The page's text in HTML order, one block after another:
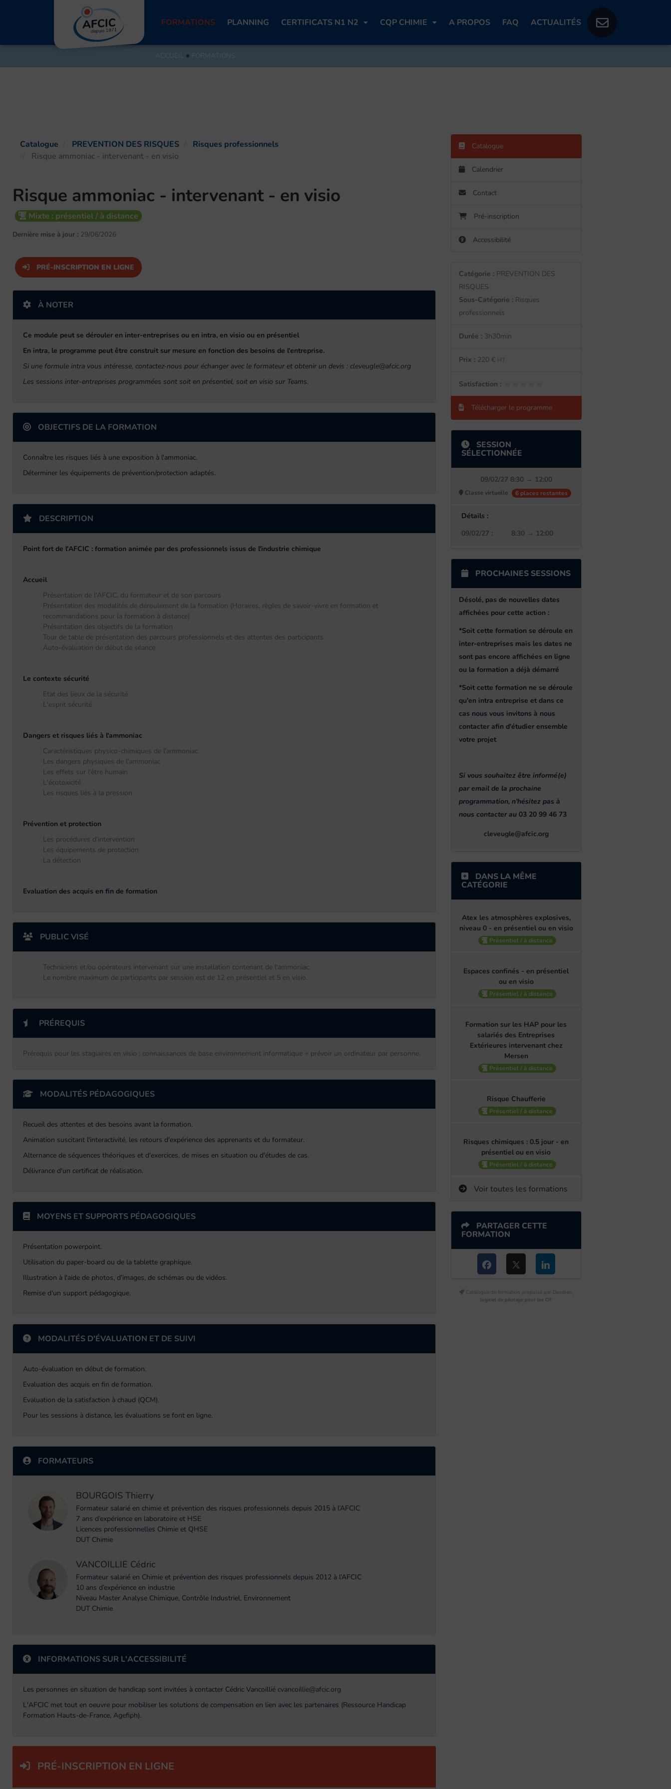
FORMATIONS PLANNING CERTIFICATS N1 N2 CQP CHIMIE A PROPOS FAQ ACTUALITÉS
ACCUEIL● FORMATIONS
Catalogue PREVENTION DES RISQUES
Risques professionnels
Risque ammoniac - intervenant - en visio
Risque ammoniac - intervenant - en visio
Mixte : présentiel / à distance
Dernière mise à jour : 29/06/2026
PRÉ-INSCRIPTION EN LIGNE
À NOTER
Ce module peut se dérouler en inter-entreprises ou en intra, en visio ou en présentiel
En intra, le programme peut être construit sur mesure en fonction des besoins de l'entreprise.
Si une formule intra vous intéresse, contactez-nous pour échanger avec le formateur et obtenir un devis : cleveugle@afcic.org
Les sessions inter-entreprises programmées sont soit en présentiel, soit en visio sur Teams.
OBJECTIFS DE LA FORMATION
Connaître les risques liés à une exposition à l'ammoniac.
Déterminer les équipements de prévention/protection adaptés.
DESCRIPTION
Point fort de l'AFCIC : formation animée par des professionnels issus de l'industrie chimique
Accueil
Présentation de l'AFCIC, du formateur et de son parcours
Présentation des modalités de déroulement de la formation (Horaires, règles de savoir-vivre en formation et
recommandations pour la formation à distance)
Présentation des objectifs de la formation
Tour de table de présentation des parcours professionnels et des attentes des participants
Auto-évaluation de début de séance
Le contexte sécurité
Etat des lieux de la sécurité
L'esprit sécurité
Dangers et risques liés à l'ammoniac
Caractéristiques physico-chimiques de l'ammoniac
Les dangers physiques de l'ammoniac
Les effets sur l'être humain
L'écotoxicité
Les risques liés à la pression
Prévention et protection
Les procédures d'intervention
Les équipements de protection
La détection
Evaluation des acquis en fin de formation
PUBLIC VISÉ
Techniciens et/ou opérateurs intervenant sur une installation contenant de l'ammoniac.
Le nombre maximum de participants par session est de 12 en présentiel et 5 en visio.
PRÉREQUIS
Prérequis pour les stagiaires en visio : connaissances de base environnement informatique + prévoir un ordinateur par personne.
MODALITÉS PÉDAGOGIQUES
Recueil des attentes et des besoins avant la formation.
Animation suscitant l'interactivité, les retours d'expérience des apprenants et du formateur.
Alternance de séquences théoriques et d'exercices, de mises en situation ou d'études de cas.
Délivrance d'un certificat de réalisation.
MOYENS ET SUPPORTS PÉDAGOGIQUES
Présentation powerpoint.
Utilisation du paper-board ou de la tablette graphique.
Illustration à l'aide de photos, d'images, de schémas ou de vidéos.
Remise d'un support pédagogique.
MODALITÉS D'ÉVALUATION ET DE SUIVI
Auto-évaluation en début de formation.
Evaluation des acquis en fin de formation.
Evaluation de la satisfaction à chaud (QCM).
Pour les sessions à distance, les évaluations se font en ligne.
FORMATEURS
BOURGOIS Thierry
Formateur salarié en chimie et prévention des risques professionnels depuis 2015 à l’AFCIC
7 ans d’expérience en laboratoire et HSE
Licences professionnelles Chimie et QHSE
DUT Chimie
VANCOILLIE Cédric
Formateur salarié en Chimie et prévention des risques professionnels depuis 2012 à l’AFCIC
10 ans d’expérience en industrie
Niveau Master Analyse Chimique, Contrôle Industriel, Environnement
DUT Chimie
INFORMATIONS SUR L'ACCESSIBILITÉ
Les personnes en situation de handicap sont invitées à contacter Cédric Vancoillié cvancoillie@afcic.org
L'AFCIC met tout en oeuvre pour mobiliser les solutions de compensation en lien avec les partenaires (Ressource Handicap
Formation Hauts-de-France, Agefiph).
PRÉ-INSCRIPTION EN LIGNE
Catalogue
Calendrier
Contact
Pré-inscription
Accessibilité
Catégorie : PREVENTION DES
RISQUES
Sous-Catégorie : Risques
professionnels
Durée :3h30min
Prix : 220 € HT
Satisfaction :
Télécharger le programme
SESSION
SÉLECTIONNÉE
09/02/27 8:30 → 12:00
Classe virtuelle 6 places restantes
Détails :
09/02/27 :
8:30 → 12:00
PROCHAINES SESSIONS
Désolé, pas de nouvelles dates
affichées pour cette action :
*Soit cette formation se déroule en
inter-entreprises mais les dates ne
sont pas encore affichées en ligne
ou la formation a déjà démarré
*Soit cette formation ne se déroule
qu'en intra entreprise et dans ce
cas nous vous invitons à nous
contacter afin d'étudier ensemble
votre projet
Si vous souhaitez être informé(e)
par email de la prochaine
programmation, n'hésitez pas à
nous contacter au 03 20 99 46 73
cleveugle@afcic.org
DANS LA MÊME
CATÉGORIE
Atex les atmosphères explosives,
niveau 0 - en présentiel ou en visio
Présentiel / à distance
Espaces confinés - en présentiel
ou en visio
Présentiel / à distance
Formation sur les HAP pour les
salariés des Entreprises
Extérieures intervenant chez
Mersen
Présentiel / à distance
Risque Chaufferie
Présentiel / à distance
Risques chimiques : 0.5 jour - en
présentiel ou en visio
Présentiel / à distance
Voir toutes les formations
PARTAGER CETTE
FORMATION
Catalogue de formation propulsé par Dendreo,
logiciel de pilotage pour les OF